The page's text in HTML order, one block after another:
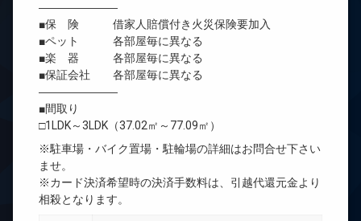
―――――――
■保 険 借家人賠償付き火災保険要加入
■ペット 各部屋毎に異なる
■楽 器 各部屋毎に異なる
■保証会社 各部屋毎に異なる
―――――――
■間取り
□1LDK～3LDK（37.02㎡～77.09㎡）
※駐車場・バイク置場・駐輪場の詳細はお問合せ下さい
ませ。
※カード決済希望時の決済手数料は、引越代還元金より
相殺となります。